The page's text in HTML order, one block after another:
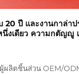
20 ปี และงานกาล่าป
งเดียว ความกตัญญู
ผลิตชิ้นส่วน OEM/